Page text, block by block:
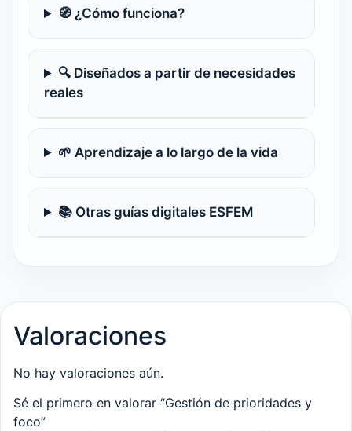
🧭 ¿Cómo funciona?
🔍 Diseñados a partir de necesidades
reales
🌱 Aprendizaje a lo largo de la vida
📚 Otras guías digitales ESFEM
Valoraciones
No hay valoraciones aún.
Sé el primero en valorar “Gestión de prioridades y
foco”